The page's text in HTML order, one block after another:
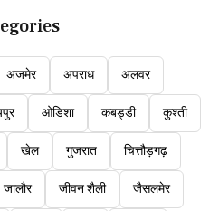
अजमेर अपराध अलवर
ओडिशा कबड्डी कुश्ती
खेल गुजरात चित्तौड़गढ़
जालौर जीवन शैली जैसलमेर